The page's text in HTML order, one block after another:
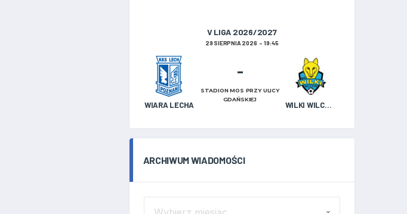
V LIGA 2026/2027
29 SIERPNIA 2026 19:45
WIARA LECHA WILKI WILCZYN
-
STADION MOS PRZY ULICY
GDAŃSKIEJ
ARCHIWUM WIADOMOŚCI